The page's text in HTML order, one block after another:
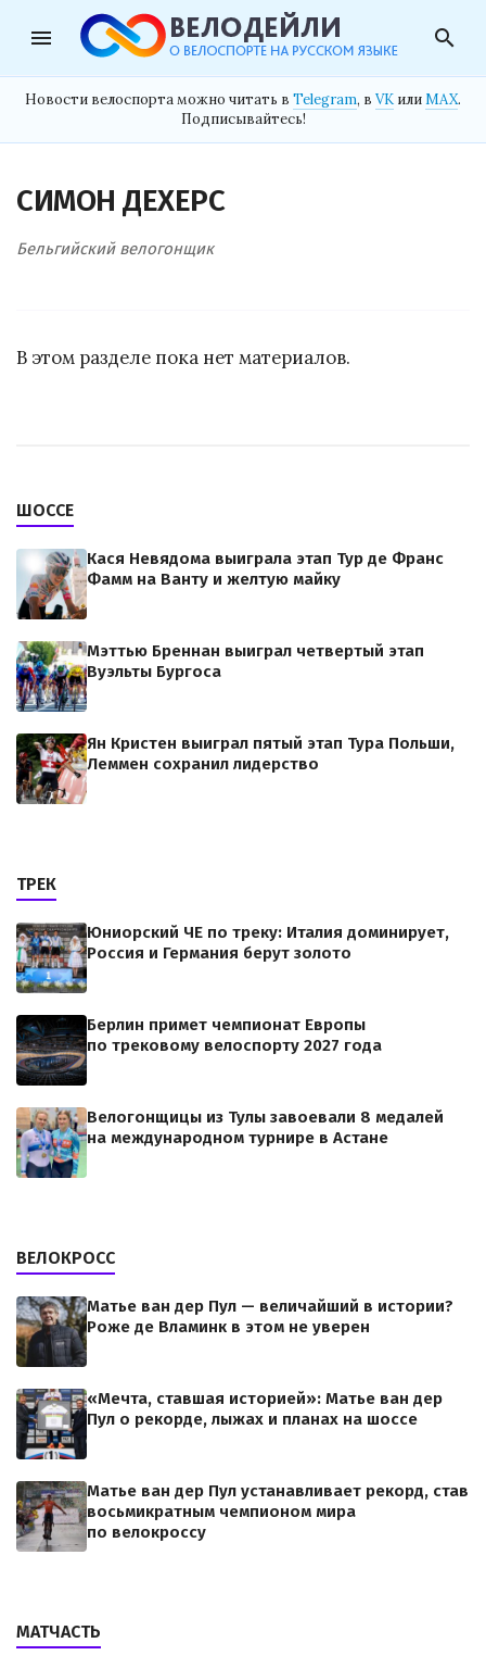
menu search
Новости велоспорта можно читать в Telegram, в VK илиMAX.
Подписывайтесь!
СИМОН ДЕХЕРС
Бельгийский велогонщик
В этом разделе пока нет материалов.
ШОССЕ
Кася Невядома выиграла этап Тур де Франс
Фамм на Ванту и желтую майку
Мэттью Бреннан выиграл четвертый этап
Вуэльты Бургоса
Ян Кристен выиграл пятый этап Тура Польши,
Леммен сохранил лидерство
ТРЕК
Юниорский ЧЕ по треку: Италия доминирует,
Россия и Германия берут золото
Берлин примет чемпионат Европы
по трековому велоспорту 2027 года
Велогонщицы из Тулы завоевали 8 медалей
на международном турнире в Астане
ВЕЛОКРОСС
Матье ван дер Пул — величайший в истории?
Роже де Вламинк в этом не уверен
«Мечта, ставшая историей»: Матье ван дер
Пул о рекорде, лыжах и планах на шоссе
Матье ван дер Пул устанавливает рекорд, став
восьмикратным чемпионом мира
по велокроссу
МАТЧАСТЬ